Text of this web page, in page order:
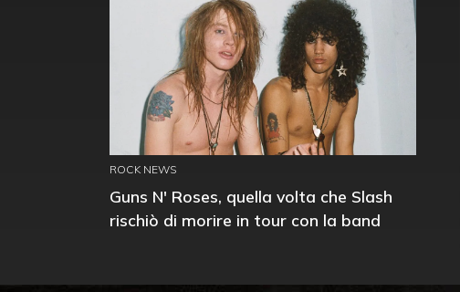
ROCK NEWS
Guns N' Roses, quella volta che Slash
rischiò di morire in tour con la band